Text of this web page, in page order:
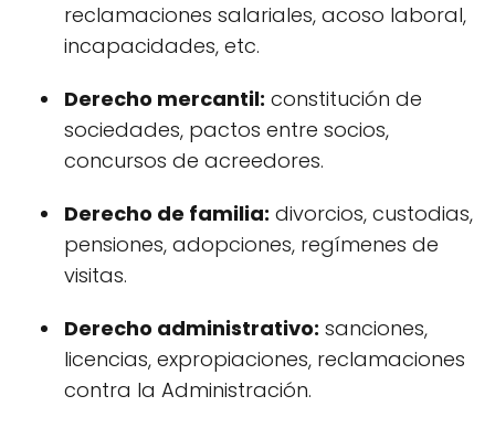
reclamaciones salariales, acoso laboral,
incapacidades, etc.
Derecho mercantil: constitución de
sociedades, pactos entre socios,
concursos de acreedores.
Derecho de familia: divorcios, custodias,
pensiones, adopciones, regímenes de
visitas.
Derecho administrativo: sanciones,
licencias, expropiaciones, reclamaciones
contra la Administración.